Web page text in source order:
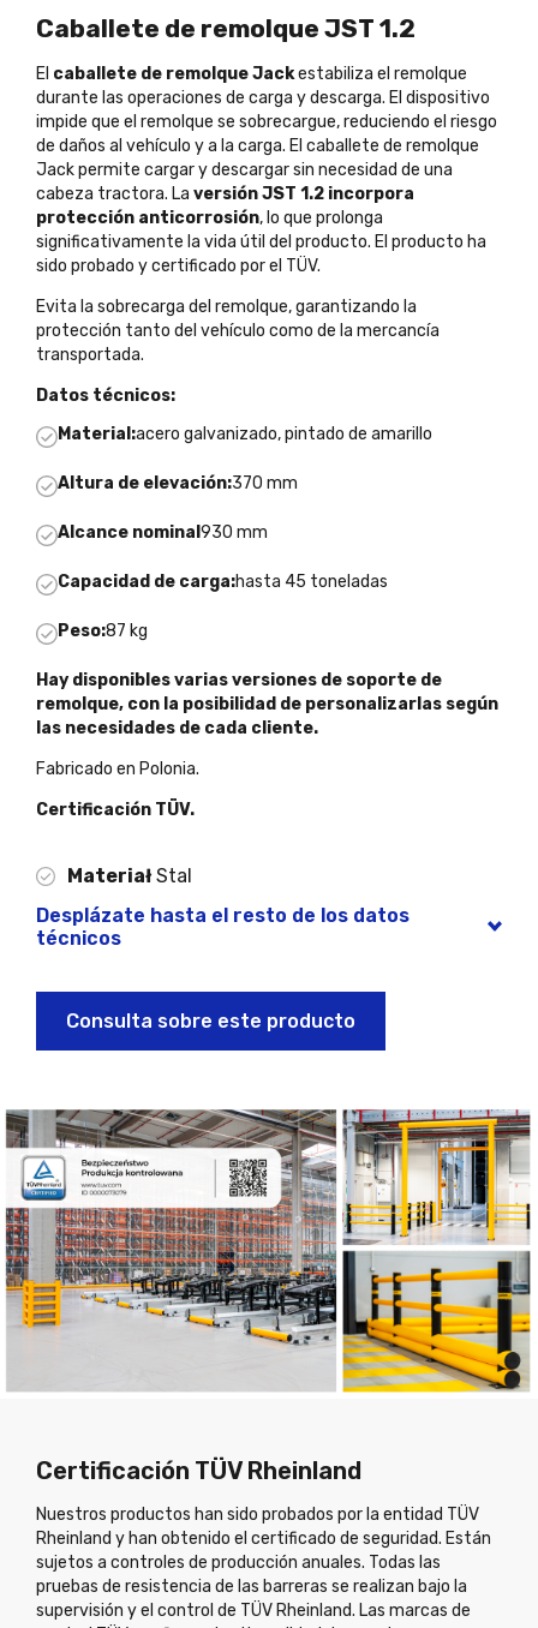
Caballete de remolque JST 1.2
El caballete de remolque Jackestabiliza el remolque
durante las operaciones de carga y descarga. El dispositivo
impide que el remolque se sobrecargue, reduciendo el riesgo
de daños al vehículo y a la carga. El caballete de remolque
Jack permite cargar y descargar sin necesidad de una
cabeza tractora. La versión JST 1.2 incorpora
protección anticorrosión, lo que prolonga
significativamente la vida útil del producto. El producto ha
sido probado y certificado por el TÜV.
Evita la sobrecarga del remolque, garantizando la
protección tanto del vehículo como de la mercancía
transportada.
Datos técnicos:
Material:acero galvanizado, pintado de amarillo
Altura de elevación:370 mm
Alcance nominal 930 mm
Capacidad de carga:hasta 45 toneladas
Peso:87 kg
Hay disponibles varias versiones de soporte de
remolque, con la posibilidad de personalizarlas según
las necesidades de cada cliente.
Fabricado en Polonia.
Certificación TÜV.
Materiał Stal
Desplázate hasta el resto de los datos
técnicos
Consulta sobre este producto
Certificación TÜV Rheinland
Nuestros productos han sido probados por la entidad TÜV
Rheinland y han obtenido el certificado de seguridad. Están
sujetos a controles de producción anuales. Todas las
pruebas de resistencia de las barreras se realizan bajo la
supervisión y el control de TÜV Rheinland. Las marcas de